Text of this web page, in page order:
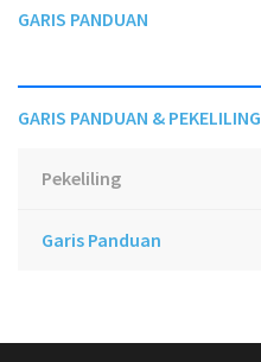
GARIS PANDUAN
GARIS PANDUAN & PEKELILING
Pekeliling
Garis Panduan